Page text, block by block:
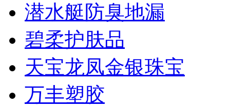
潜水艇防臭地漏
碧柔护肤品
天宝龙凤金银珠宝
万丰塑胶